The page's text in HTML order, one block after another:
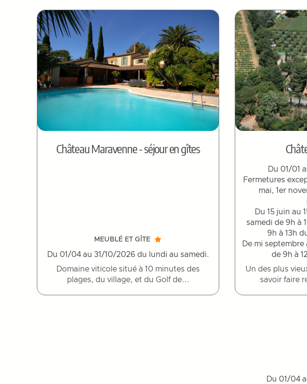
Château Maravenne - séjour en gîtes
MEUBLÉ ET GÎTE
Du 01/04 au 31/10/2026 du lundi au samedi.
Domaine viticole situé à 10 minutes des
plages, du village, et du Golf de...
Du 01/01
Fermetures
mai, 1er
Du 15 juin au
samedi de 9h à
9h à 13h
De mi
de 9h à
Un des plus
savoir faire
Du 01/04